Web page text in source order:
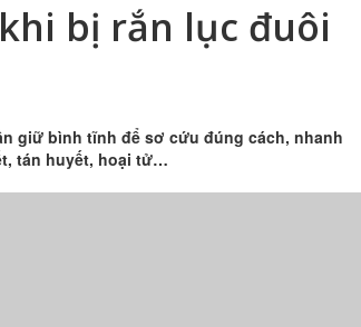
bị rắn lục đuôi
giữ bình tĩnh để sơ cứu đúng cách, nhanh
tán huyết, hoại tử…